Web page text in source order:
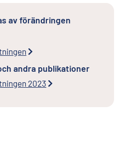
av förändringen
andra publikationer
2023